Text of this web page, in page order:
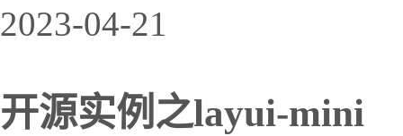
2023-04-21
开源实例之layui-mini